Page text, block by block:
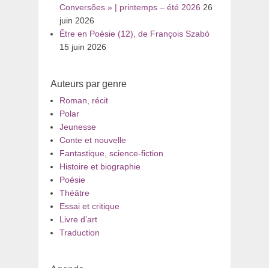
Conversões » | printemps – été 2026 26
juin 2026
Être en Poésie (12), de François Szabó
15 juin 2026
Auteurs par genre
Roman, récit
Polar
Jeunesse
Conte et nouvelle
Fantastique, science-fiction
Histoire et biographie
Poésie
Théâtre
Essai et critique
Livre d’art
Traduction